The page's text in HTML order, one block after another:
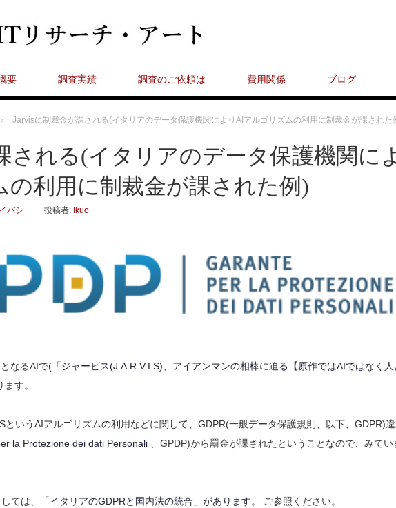
要 調査実績 調査のご依頼は 費用関係 ブログ
Jarvisに制裁金が課される(イタリアのデータ保護機関によりAIアルゴリズムの利用に制裁金が課された
される(イタリアのデータ保護機関に
の利用に制裁金が課された例)
バシ 投稿者: Ikuo
なるAIで( 「ジャービス(J.A.R.V.I.S)、アイアンマンの相棒に迫る【原作ではAIではなく人
す。
いうAIアルゴリズムの利用などに関して、GDPR(一般データ保護規則、以下、GDPR)違
la Protezione dei dati Personali 、GPDP)から罰金が課されたということなので、みてい
ては、 「イタリアのGDPRと国内法の統合」があります。 ご参照ください。